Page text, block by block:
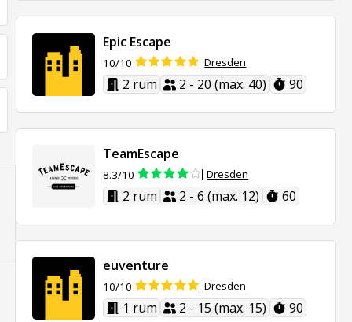
Epic Escape
10/10 Dresden
2 rum 2 - 20 (max. 40) 90
TeamEscape
8.3/10 Dresden
2 rum 2 - 6 (max. 12) 60
euventure
10/10 Dresden
1 rum 2 - 15 (max. 15) 90